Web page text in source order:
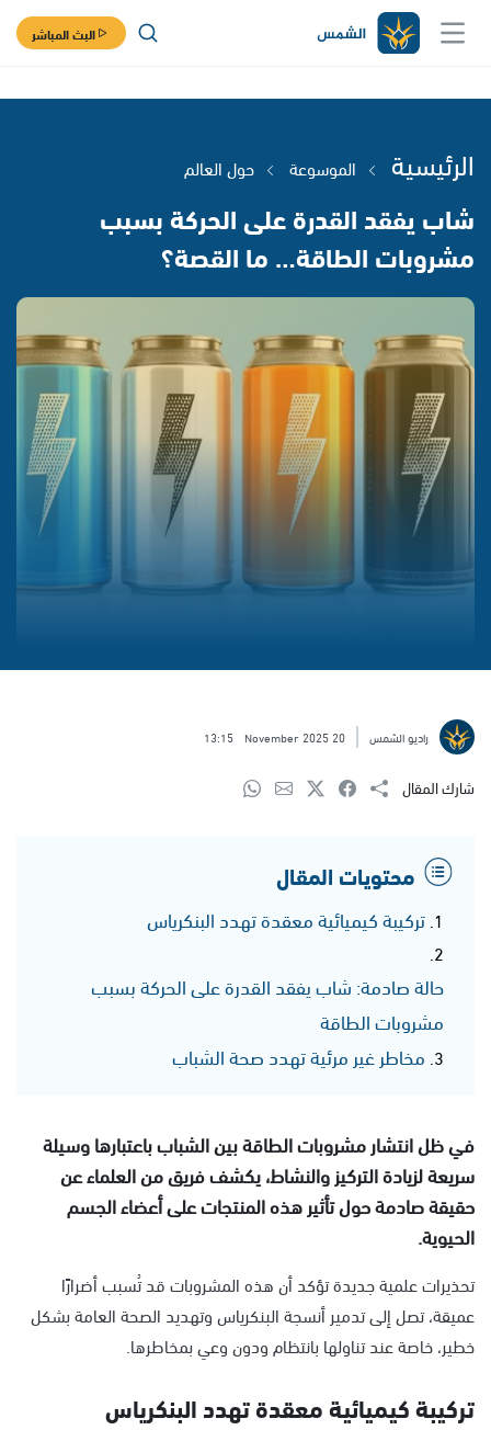
البث المباشر
الرئيسية الموسوعة حول العالم
شاب يفقد القدرة على الحركة بسبب
مشروبات الطاقة… ما القصة؟
راديو الشمس 20 November 2025
13:15
شارك المقال
محتويات المقال
تركيبة كيميائية معقدة تهدد البنكرياس
حالة صادمة: شاب يفقد القدرة على الحركة بسبب
مشروبات الطاقة
مخاطر غير مرئية تهدد صحة الشباب
في ظل انتشار مشروبات الطاقة بين الشباب باعتبارها وسيلة
سريعة لزيادة التركيز والنشاط، يكشف فريق من العلماء عن
حقيقة صادمة حول تأثير هذه المنتجات على أعضاء الجسم
الحيوية.
تحذيرات علمية جديدة تؤكد أن هذه المشروبات قد تُسبب أضرارًا
عميقة، تصل إلى تدمير أنسجة البنكرياس وتهديد الصحة العامة بشكل
خطير، خاصة عند تناولها بانتظام ودون وعي بمخاطرها.
تركيبة كيميائية معقدة تهدد البنكرياس